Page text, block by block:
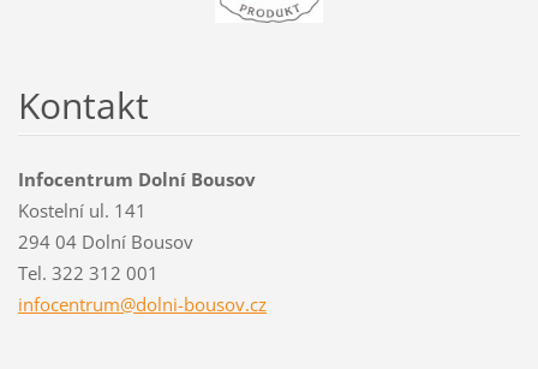
Kontakt
Infocentrum Dolní Bousov
Kostelní ul. 141
294 04 Dolní Bousov
Tel. 322 312 001
infocentrum@dolni-bousov.cz